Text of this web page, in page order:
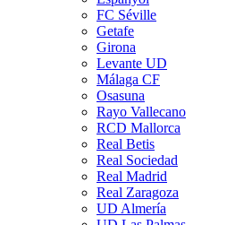
FC Séville
Getafe
Girona
Levante UD
Málaga CF
Osasuna
Rayo Vallecano
RCD Mallorca
Real Betis
Real Sociedad
Real Madrid
Real Zaragoza
UD Almería